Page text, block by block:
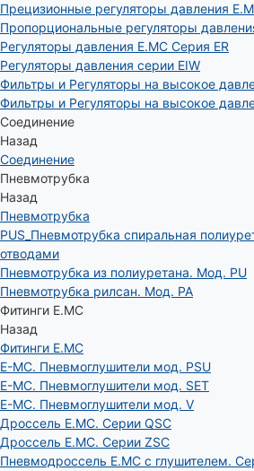
Прецизионные регуляторы давления
Пропорциональные регуляторы
Регуляторы давления E.MC Серия ER
Регуляторы давления серии EIW
Фильтры и Регуляторы на высокое
Фильтры и Регуляторы на высокое
Соединение
Назад
Соединение
Пневмотрубка
Назад
Пневмотрубка
PUS_Пневмотрубка спиральная
отводами
Пневмотрубка из полиуретана. Мод. РU
Пневмотрубка рилсан. Мод. PA
Фитинги E.MC
Назад
Фитинги E.MC
E-MC. Пневмоглушители мод. PSU
E-MC. Пневмоглушители мод. SET
E-MC. Пневмоглушители мод. V
Дроссель E.MC. Серии QSC
Дроссель E.MC. Серии ZSC
Пневмодроссель E.MC с глушителем.